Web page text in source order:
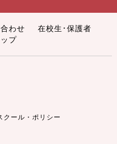
わせ
在校生･保護者
プ
クール・ポリシー